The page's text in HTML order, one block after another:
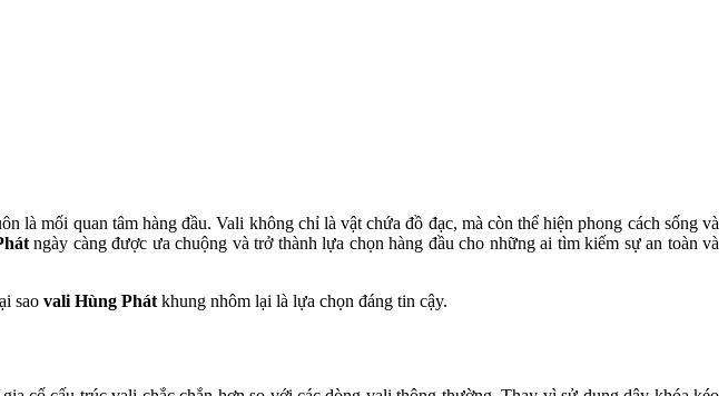
là mối quan tâm hàng đầu. Vali không chỉ là vật chứa đồ đạc, mà còn thể hiện phong cách sống và
ngày càng được ưa chuộng và trở thành lựa chọn hàng đầu cho những ai tìm kiếm sự an toàn và
sao vali Hùng Phát khung nhôm lại là lựa chọn đáng tin cậy.